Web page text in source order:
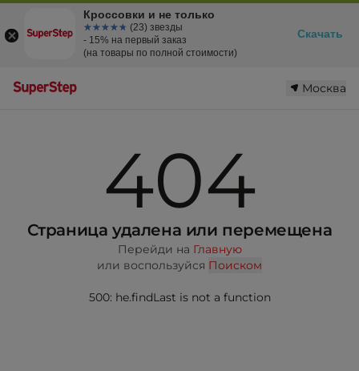
Москва
404
Страница удалена или перемещена
Перейди на Главную
или воспользуйся Поиском
500: he.findLast is not a function
Кроссовки и не только
☆☆☆☆☆
★★★★★ (23) звезды
- 15% на первый заказ
(на товары по полной стоимости)
Скачать